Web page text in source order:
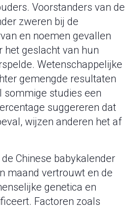
Voorstanders van de
zweren bij de
en noemen gevallen
het geslacht van hun
Wetenschappelijke
gemengde resultaten
sommige studies een
suggereren dat
wijzen anderen het af
Chinese babykalender
maand vertrouwt en de
genetica en
Factoren zoals